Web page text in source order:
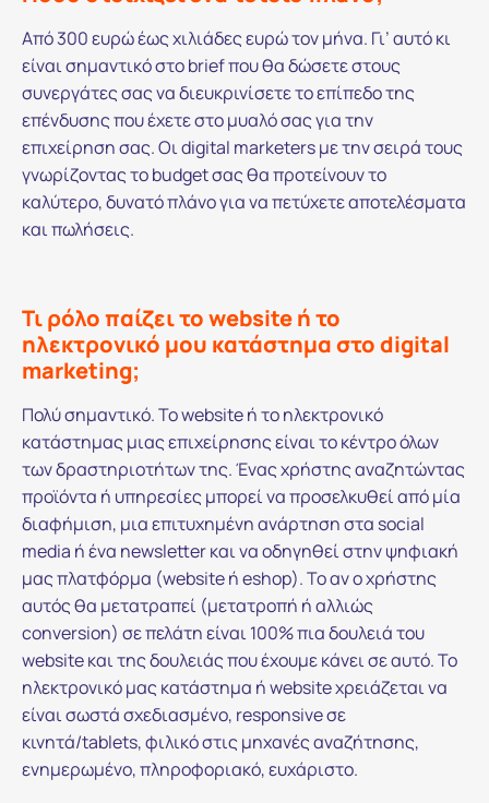
Από 300 ευρώ έως χιλιάδες ευρώ τον μήνα. Γι’ αυτό κι
είναι σημαντικό στο brief που θα δώσετε στους
συνεργάτες σας να διευκρινίσετε το επίπεδο της
επένδυσης που έχετε στο μυαλό σας για την
επιχείρηση σας. Οι digital marketers με την σειρά τους
γνωρίζοντας το budget σας θα προτείνουν το
καλύτερο, δυνατό πλάνο για να πετύχετε αποτελέσματα
και πωλήσεις.
Τι ρόλο παίζει το website ή το
ηλεκτρονικό μου κατάστημα στο digital
marketing;
Πολύ σημαντικό. Το website ή το ηλεκτρονικό
κατάστημας μιας επιχείρησης είναι το κέντρο όλων
των δραστηριοτήτων της. Ένας χρήστης αναζητώντας
προϊόντα ή υπηρεσίες μπορεί να προσελκυθεί από μία
διαφήμιση, μια επιτυχημένη ανάρτηση στα social
media ή ένα newsletter και να οδηγηθεί στην ψηφιακή
μας πλατφόρμα (website ή eshop). Το αν ο χρήστης
αυτός θα μετατραπεί (μετατροπή ή αλλιώς
conversion) σε πελάτη είναι 100% πια δουλειά του
website και της δουλειάς που έχουμε κάνει σε αυτό. Το
ηλεκτρονικό μας κατάστημα ή website χρειάζεται να
είναι σωστά σχεδιασμένο, responsive σε
κινητά/tablets, φιλικό στις μηχανές αναζήτησης,
ενημερωμένο, πληροφοριακό, ευχάριστο.